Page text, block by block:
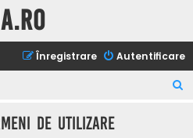
Autentificare
Înregistrare
de utilizare